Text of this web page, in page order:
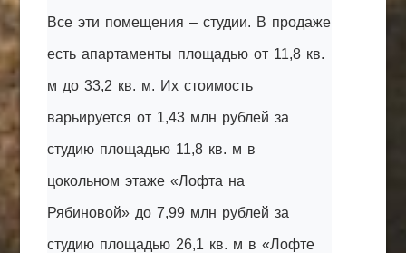
Все эти помещения – студии. В продаже
есть апартаменты площадью от 11,8 кв.
м до 33,2 кв. м. Их стоимость
варьируется от 1,43 млн рублей за
студию площадью 11,8 кв. м в
цокольном этаже «Лофта на
Рябиновой» до 7,99 млн рублей за
студию площадью 26,1 кв. м в «Лофте